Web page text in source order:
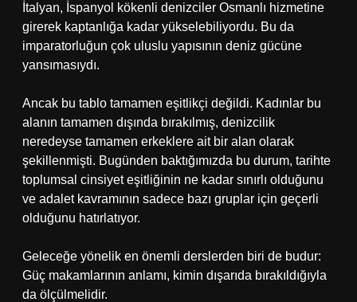
İtalyan, İspanyol kökenli denizciler Osmanlı hizmetine
girerek kaptanlığa kadar yükselebiliyordu. Bu da
imparatorluğun çok uluslu yapısının deniz gücüne
yansımasıydı.
Ancak bu tablo tamamen eşitlikçi değildi. Kadınlar bu
alanın tamamen dışında bırakılmış, denizcilik
neredeyse tamamen erkeklere ait bir alan olarak
şekillenmişti. Bugünden baktığımızda bu durum, tarihte
toplumsal cinsiyet eşitliğinin ne kadar sınırlı olduğunu
ve adalet kavramının sadece bazı gruplar için geçerli
olduğunu hatırlatıyor.
Geleceğe yönelik en önemli derslerden biri de budur:
Güç makamlarının anlamı, kimin dışarıda bırakıldığıyla
da ölçülmelidir.